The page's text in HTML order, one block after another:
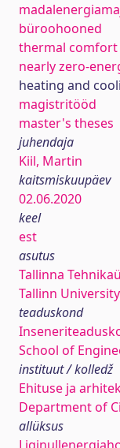
büroohooned
thermal comfort
nearly zero-
heating and
magistritööd
master's theses
juhendaja
Kiil, Martin
kaitsmiskuupäev
02.06.2020
keel
est
asutus
Tallinna
Tallinn
teaduskond
School of
instituut / kolledž
Ehituse ja
Department of
allüksus